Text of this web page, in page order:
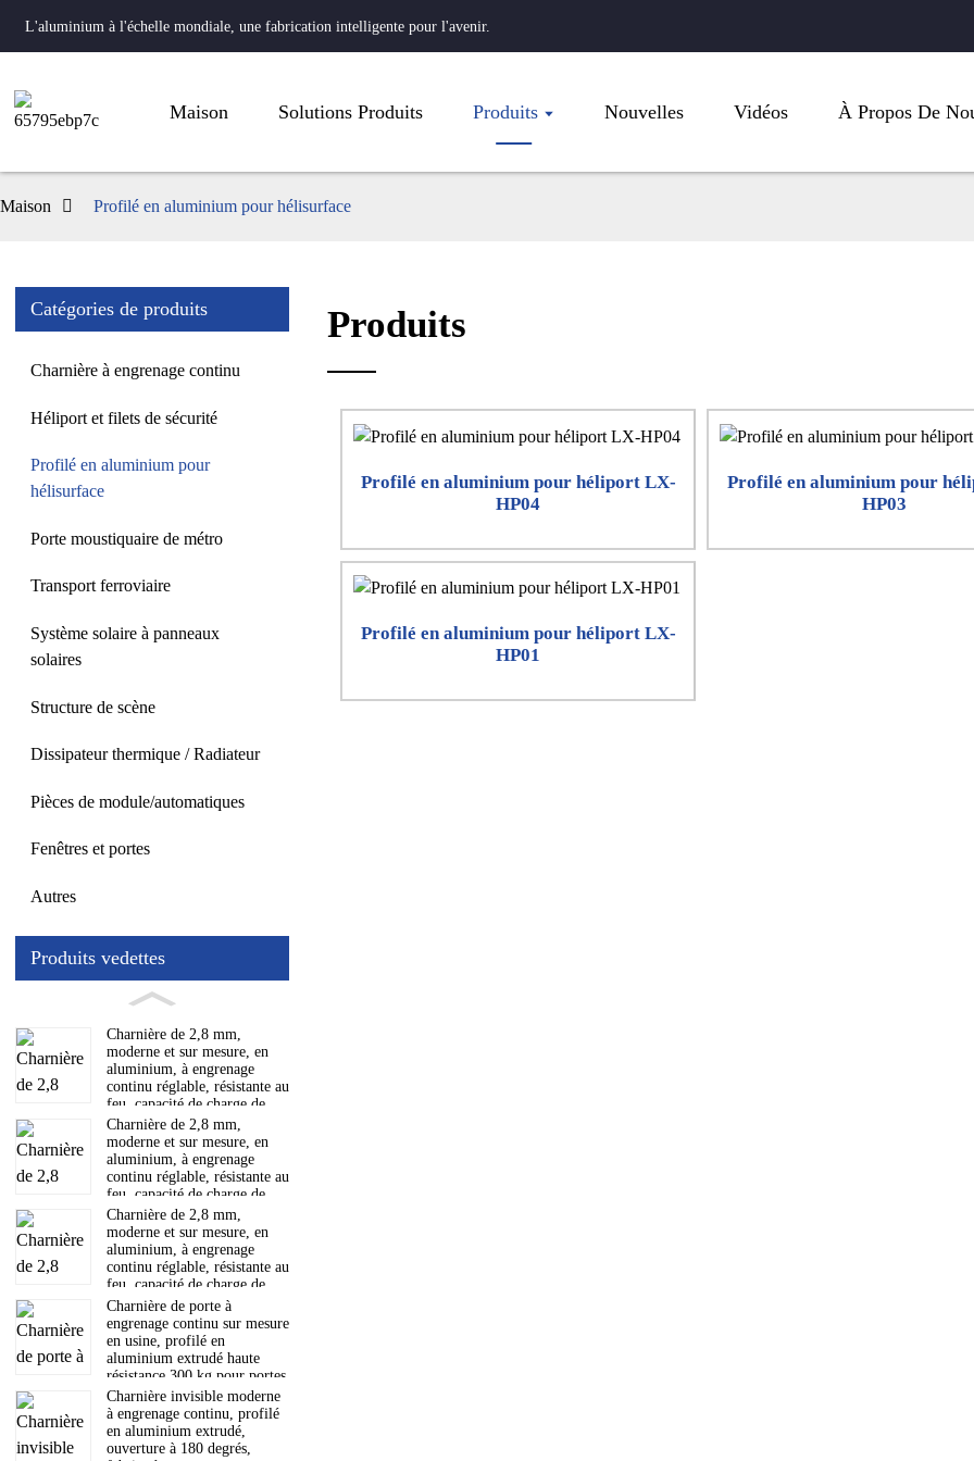
L'aluminium à l'échelle mondiale, une fabrication intelligente pour l'avenir.
Maison Solutions Produits Produits Nouvelles Vidéos À Propos De
Maison Profilé en aluminium pour hélisurface
Catégories de produits
Charnière à engrenage continu
Héliport et filets de sécurité
Profilé en aluminium pour
hélisurface
Porte moustiquaire de métro
Transport ferroviaire
Système solaire à panneaux
solaires
Structure de scène
Dissipateur thermique / Radiateur
Pièces de module/automatiques
Fenêtres et portes
Autres
Produits vedettes
Charnière de 2,8 mm,
moderne et sur mesure, en
aluminium, à engrenage
continu réglable, résistante au
feu, capacité de charge de
300 kg, ouverture à 180
degrés.
Charnière de 2,8 mm,
moderne et sur mesure, en
aluminium, à engrenage
continu réglable, résistante au
feu, capacité de charge de
300 kg, ouverture à 180
degrés.
Charnière de 2,8 mm,
moderne et sur mesure, en
aluminium, à engrenage
continu réglable, résistante au
feu, capacité de charge de
300 kg, ouverture à 180
degrés.
Charnière de porte à
engrenage continu sur mesure
en usine, profilé en
aluminium extrudé haute
résistance 300 kg pour portes
d'entrée commerciales
Charnière invisible moderne
à engrenage continu, profilé
en aluminium extrudé,
ouverture à 180 degrés,
Produits
Profilé en aluminium pour héliport LX-
HP04
Profilé en aluminium pour
HP03
Profilé en aluminium pour héliport LX-
HP01